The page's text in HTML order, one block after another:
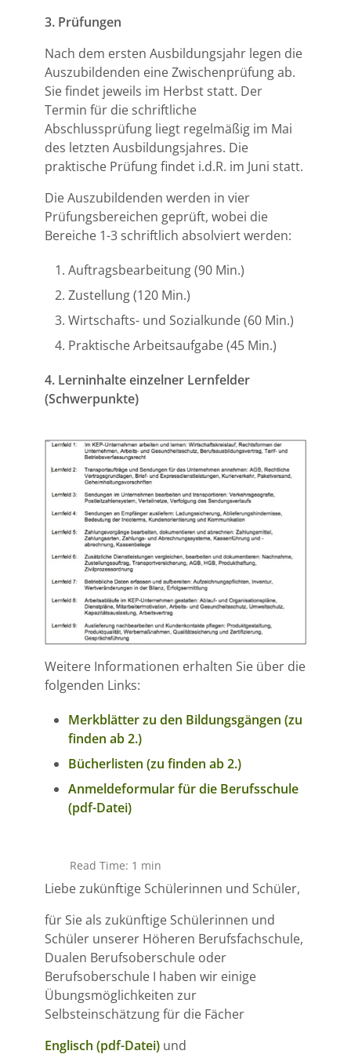
3. Prüfungen
Nach dem ersten Ausbildungsjahr legen die
Auszubildenden eine Zwischenprüfung ab.
Sie findet jeweils im Herbst statt. Der
Termin für die schriftliche
Abschlussprüfung liegt regelmäßig im Mai
des letzten Ausbildungsjahres. Die
praktische Prüfung findet i.d.R. im Juni statt.
Die Auszubildenden werden in vier
Prüfungsbereichen geprüft, wobei die
Bereiche 1-3 schriftlich absolviert werden:
Auftragsbearbeitung (90 Min.)
Zustellung (120 Min.)
Wirtschafts- und Sozialkunde (60 Min.)
Praktische Arbeitsaufgabe (45 Min.)
4. Lerninhalte einzelner Lernfelder
(Schwerpunkte)
Weitere Informationen erhalten Sie über die
folgenden Links:
Merkblätter zu den Bildungsgängen (zu
finden ab 2.)
Bücherlisten (zu finden ab 2.)
Anmeldeformular für die Berufsschule
(pdf-Datei)
Read Time: 1 min
Liebe zukünftige Schülerinnen und Schüler,
für Sie als zukünftige Schülerinnen und
Schüler unserer Höheren Berufsfachschule,
Dualen Berufsoberschule oder
Berufsoberschule I haben wir einige
Übungsmöglichkeiten zur
Selbsteinschätzung für die Fächer
Englisch (pdf-Datei)und